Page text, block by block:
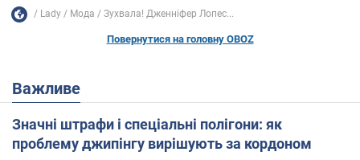
Lady Мода Зухвала! Дженніфер Лопес...
Повернутися на головну OBOZ
Важливе
Значні штрафи і спеціальні полігони: як
проблему джипінгу вирішують за кордоном